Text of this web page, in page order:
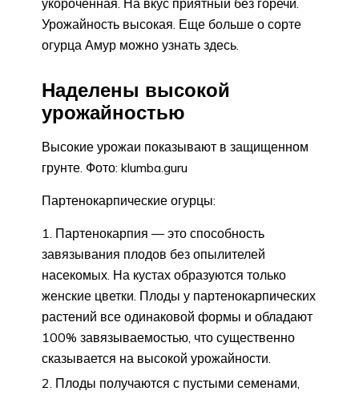
Урожайность высокая. Еще больше о сорте
огурца Амур можно узнать здесь.
Наделены высокой
урожайностью
Высокие урожаи показывают в защищенном
грунте. Фото: klumba.guru
Партенокарпические огурцы:
Партенокарпия — это способность
завязывания плодов без опылителей
насекомых. На кустах образуются только
женские цветки. Плоды у партенокарпических
растений все одинаковой формы и обладают
100% завязываемостью, что существенно
сказывается на высокой урожайности.
Плоды получаются с пустыми семенами,